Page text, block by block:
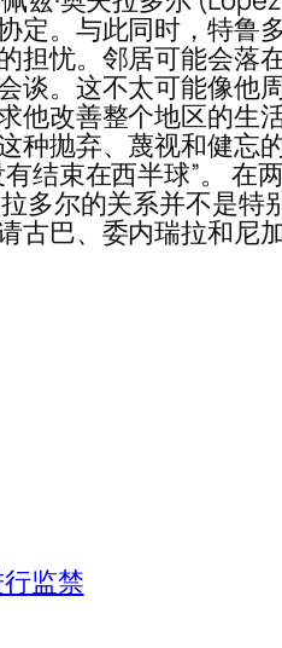
定。与此同时，特
担忧。邻居可能会落
谈。这不太可能像他
改善整个地区的生
抛弃、蔑视和健忘
结束在西半球”。
多尔的关系并不是
巴、委内瑞拉和尼
监禁